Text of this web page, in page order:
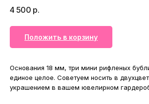
4 500 р.
Положить в корзину
Основания 18 мм, три мини рифленых
единое целое. Советуем носить в
украшением в вашем ювелирном